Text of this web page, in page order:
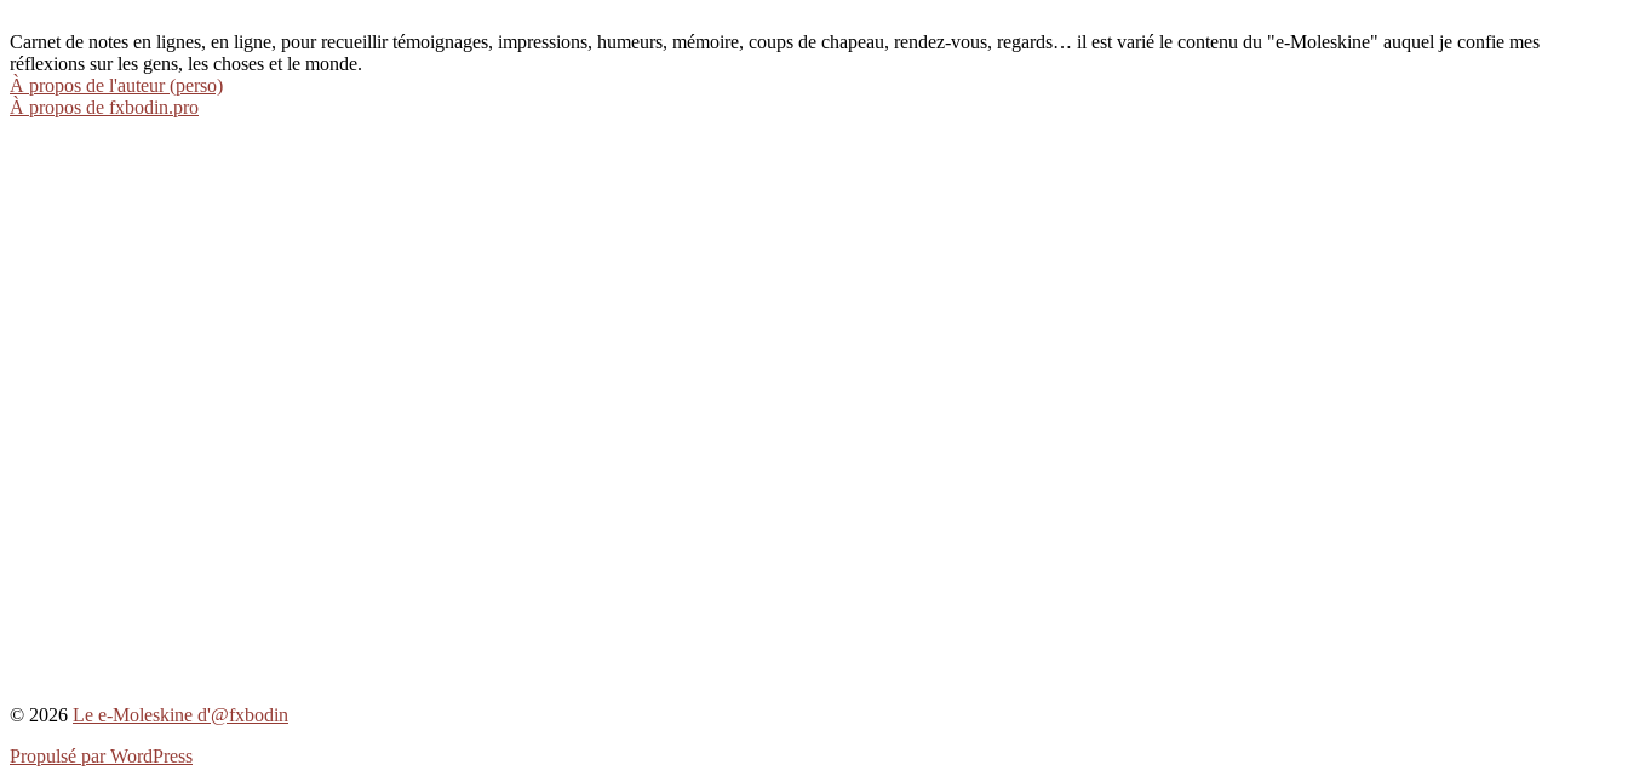
Carnet de notes en lignes, en ligne, pour recueillir témoignages, impressions, humeurs, mémoire, coups de chapeau, rendez-vous, regards… il est varié le contenu du "e-Moleskine" auquel je confie mes
réflexions sur les gens, les choses et le monde.
À propos de l'auteur (perso)
À propos de fxbodin.pro
© 2026 Le e-Moleskine d'@fxbodin
Propulsé par WordPress